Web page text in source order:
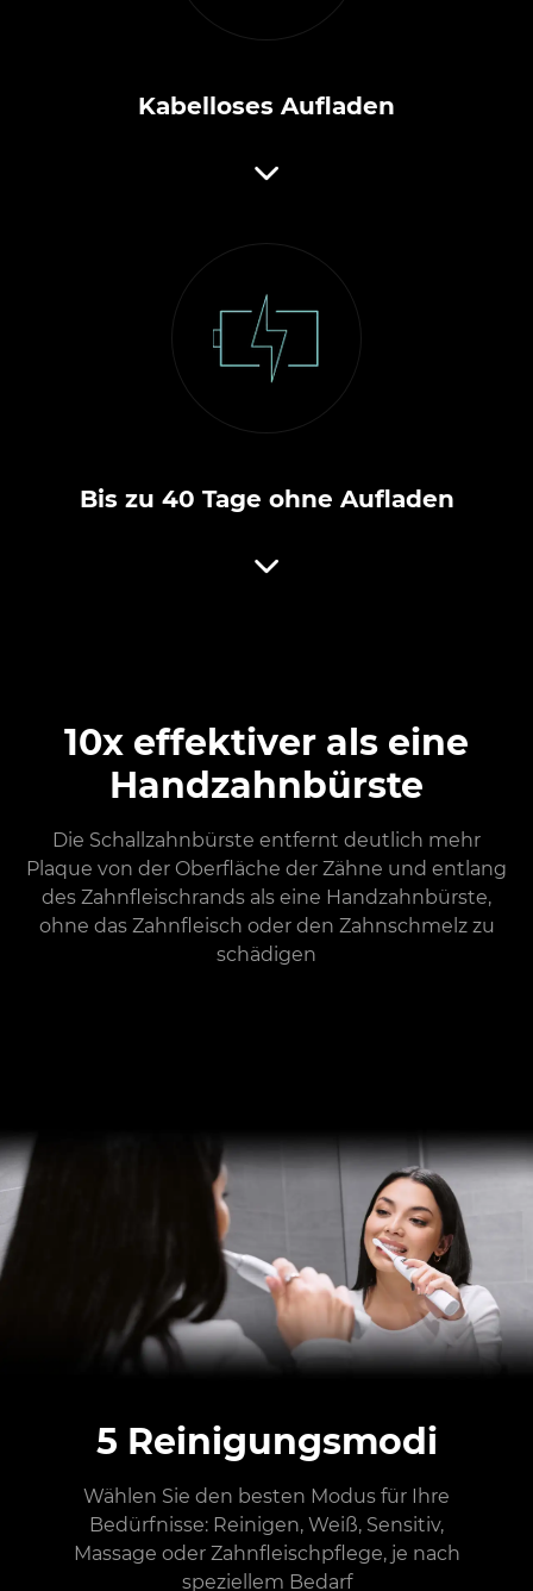
Kabelloses Aufladen
Bis zu 40 Tage ohne Aufladen
10x effektiver als eine
Handzahnbürste
Die Schallzahnbürste entfernt deutlich mehr
Plaque von der Oberfläche der Zähne und entlang
des Zahnfleischrands als eine Handzahnbürste,
ohne das Zahnfleisch oder den Zahnschmelz zu
schädigen
5 Reinigungsmodi
Wählen Sie den besten Modus für Ihre
Bedürfnisse: Reinigen, Weiß, Sensitiv,
Massage oder Zahnfleischpflege, je nach
speziellem Bedarf